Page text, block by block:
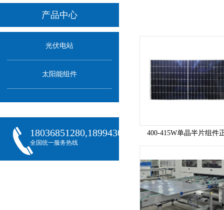
产品中心
光伏电站
太阳能组件
18036851280,18994301288,18068407382
全国统一服务热线
400-415W单晶半片组件